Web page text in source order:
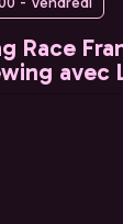
Race
avec